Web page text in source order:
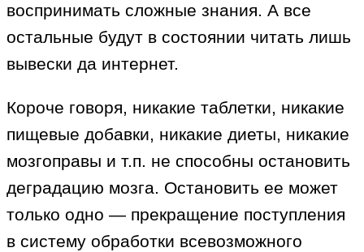
воспринимать сложные знания. А все
остальные будут в состоянии читать лишь
вывески да интернет.
Короче говоря, никакие таблетки, никакие
пищевые добавки, никакие диеты, никакие
мозгоправы и т.п. не способны остановить
деградацию мозга. Остановить ее может
только одно — прекращение поступления
в систему обработки всевозможного